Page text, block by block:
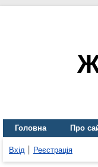
Головна Про
Вхід Реєстрація